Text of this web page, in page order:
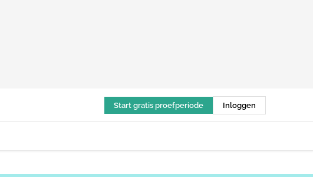
Start gratis proefperiode Inloggen